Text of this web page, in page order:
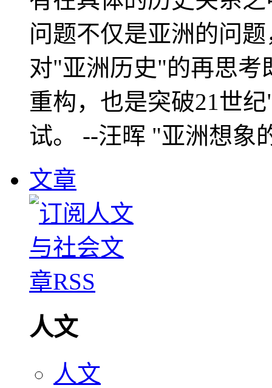
问题不仅是亚洲的问
对"亚洲历史"的再思考
重构，也是突破21世
试。 --汪晖 "亚洲想象
文章
人文
人文